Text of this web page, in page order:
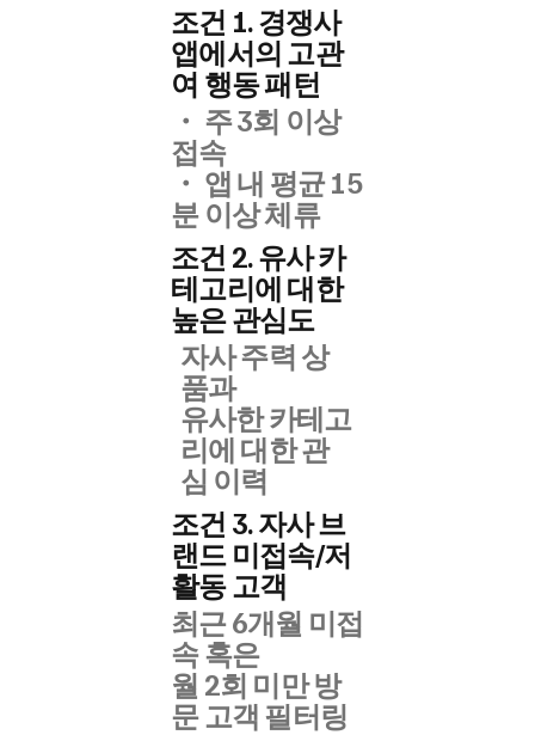
조건 1. 경쟁사
앱에서의 고관
여 행동 패턴
・ 주 3회 이상
접속
・ ​앱 내 평균 15
분 이상 체류
조건 2. 유사 카
테고리에 대한
높은 관심도
자사 주력 상
품과
유사한 카테고
리에 대한 관
심 이력
조건 3. 자사 브
랜드 미접속/저
활동 고객
최근 6개월 미접
속 혹은
월 2회 미만 방
문 고객 필터링